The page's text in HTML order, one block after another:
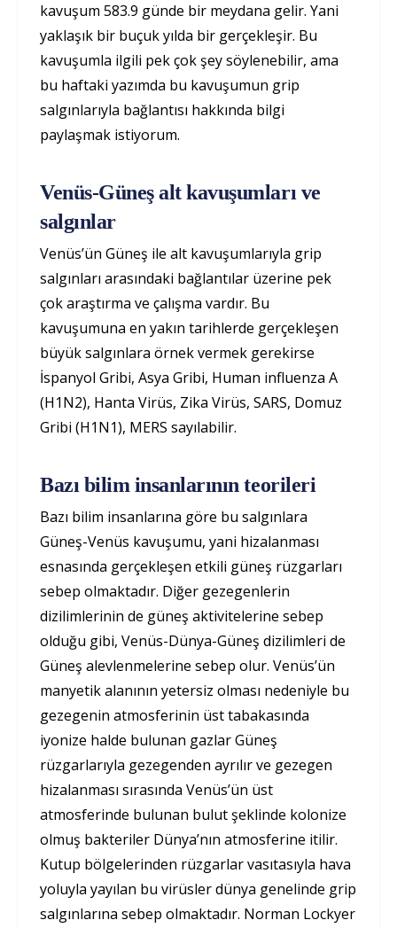
kavuşum 583.9 günde bir meydana gelir. Yani
yaklaşık bir buçuk yılda bir gerçekleşir. Bu
kavuşumla ilgili pek çok şey söylenebilir, ama
bu haftaki yazımda bu kavuşumun grip
salgınlarıyla bağlantısı hakkında bilgi
paylaşmak istiyorum.
Venüs-Güneş alt kavuşumları ve
salgınlar
Venüs’ün Güneş ile alt kavuşumlarıyla grip
salgınları arasındaki bağlantılar üzerine pek
çok araştırma ve çalışma vardır. Bu
kavuşumuna en yakın tarihlerde gerçekleşen
büyük salgınlara örnek vermek gerekirse
İspanyol Gribi, Asya Gribi, Human influenza A
(H1N2), Hanta Virüs, Zika Virüs, SARS, Domuz
Gribi (H1N1), MERS sayılabilir.
Bazı bilim insanlarının teorileri
Bazı bilim insanlarına göre bu salgınlara
Güneş-Venüs kavuşumu, yani hizalanması
esnasında gerçekleşen etkili güneş rüzgarları
sebep olmaktadır. Diğer gezegenlerin
dizilimlerinin de güneş aktivitelerine sebep
olduğu gibi, Venüs-Dünya-Güneş dizilimleri de
Güneş alevlenmelerine sebep olur. Venüs’ün
manyetik alanının yetersiz olması nedeniyle bu
gezegenin atmosferinin üst tabakasında
iyonize halde bulunan gazlar Güneş
rüzgarlarıyla gezegenden ayrılır ve gezegen
hizalanması sırasında Venüs’ün üst
atmosferinde bulunan bulut şeklinde kolonize
olmuş bakteriler Dünya’nın atmosferine itilir.
Kutup bölgelerinden rüzgarlar vasıtasıyla hava
yoluyla yayılan bu virüsler dünya genelinde grip
salgınlarına sebep olmaktadır. Norman Lockyer